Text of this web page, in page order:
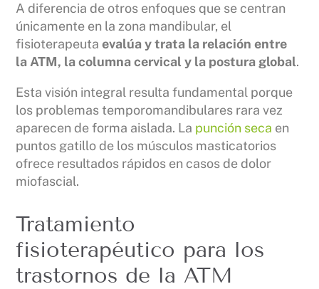
A diferencia de otros enfoques que se centran
únicamente en la zona mandibular, el
fisioterapeutaevalúa y trata la relación entre
la ATM, la columna cervical y la postura global.
Esta visión integral resulta fundamental porque
los problemas temporomandibulares rara vez
aparecen de forma aislada. La punción seca en
puntos gatillo de los músculos masticatorios
ofrece resultados rápidos en casos de dolor
miofascial.
Tratamiento
fisioterapéutico para los
trastornos de la ATM